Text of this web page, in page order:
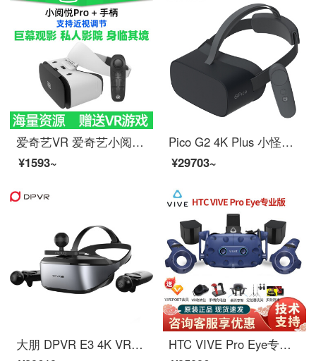
爱奇艺VR 爱奇艺小阅悦pro VR眼镜手机专用3d眼镜虚拟现实头戴游戏电影设备 小阅悦pro+遥控器
¥1593~
Pico G2 4K Plus 小怪兽2 4K增强版VR一体机 6G+128GB大内存 体感游戏 4K高清屏 VR眼镜【支持企业定制】
¥29703~
大朋 DPVR E3 4K VR游戏套装 4K高清屏 steam游戏 VR眼镜 3D眼镜 Steam VR体感游戏机 支持半条命VR游戏
HTC VIVE Pro Eye专业版套装 智能VR眼镜 PCVR 3D头盔 2Q29200 HTC VIVE Pro Eye标配